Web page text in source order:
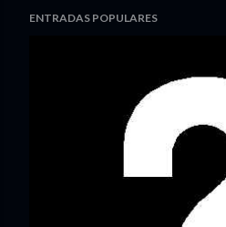
ENTRADAS POPULARES